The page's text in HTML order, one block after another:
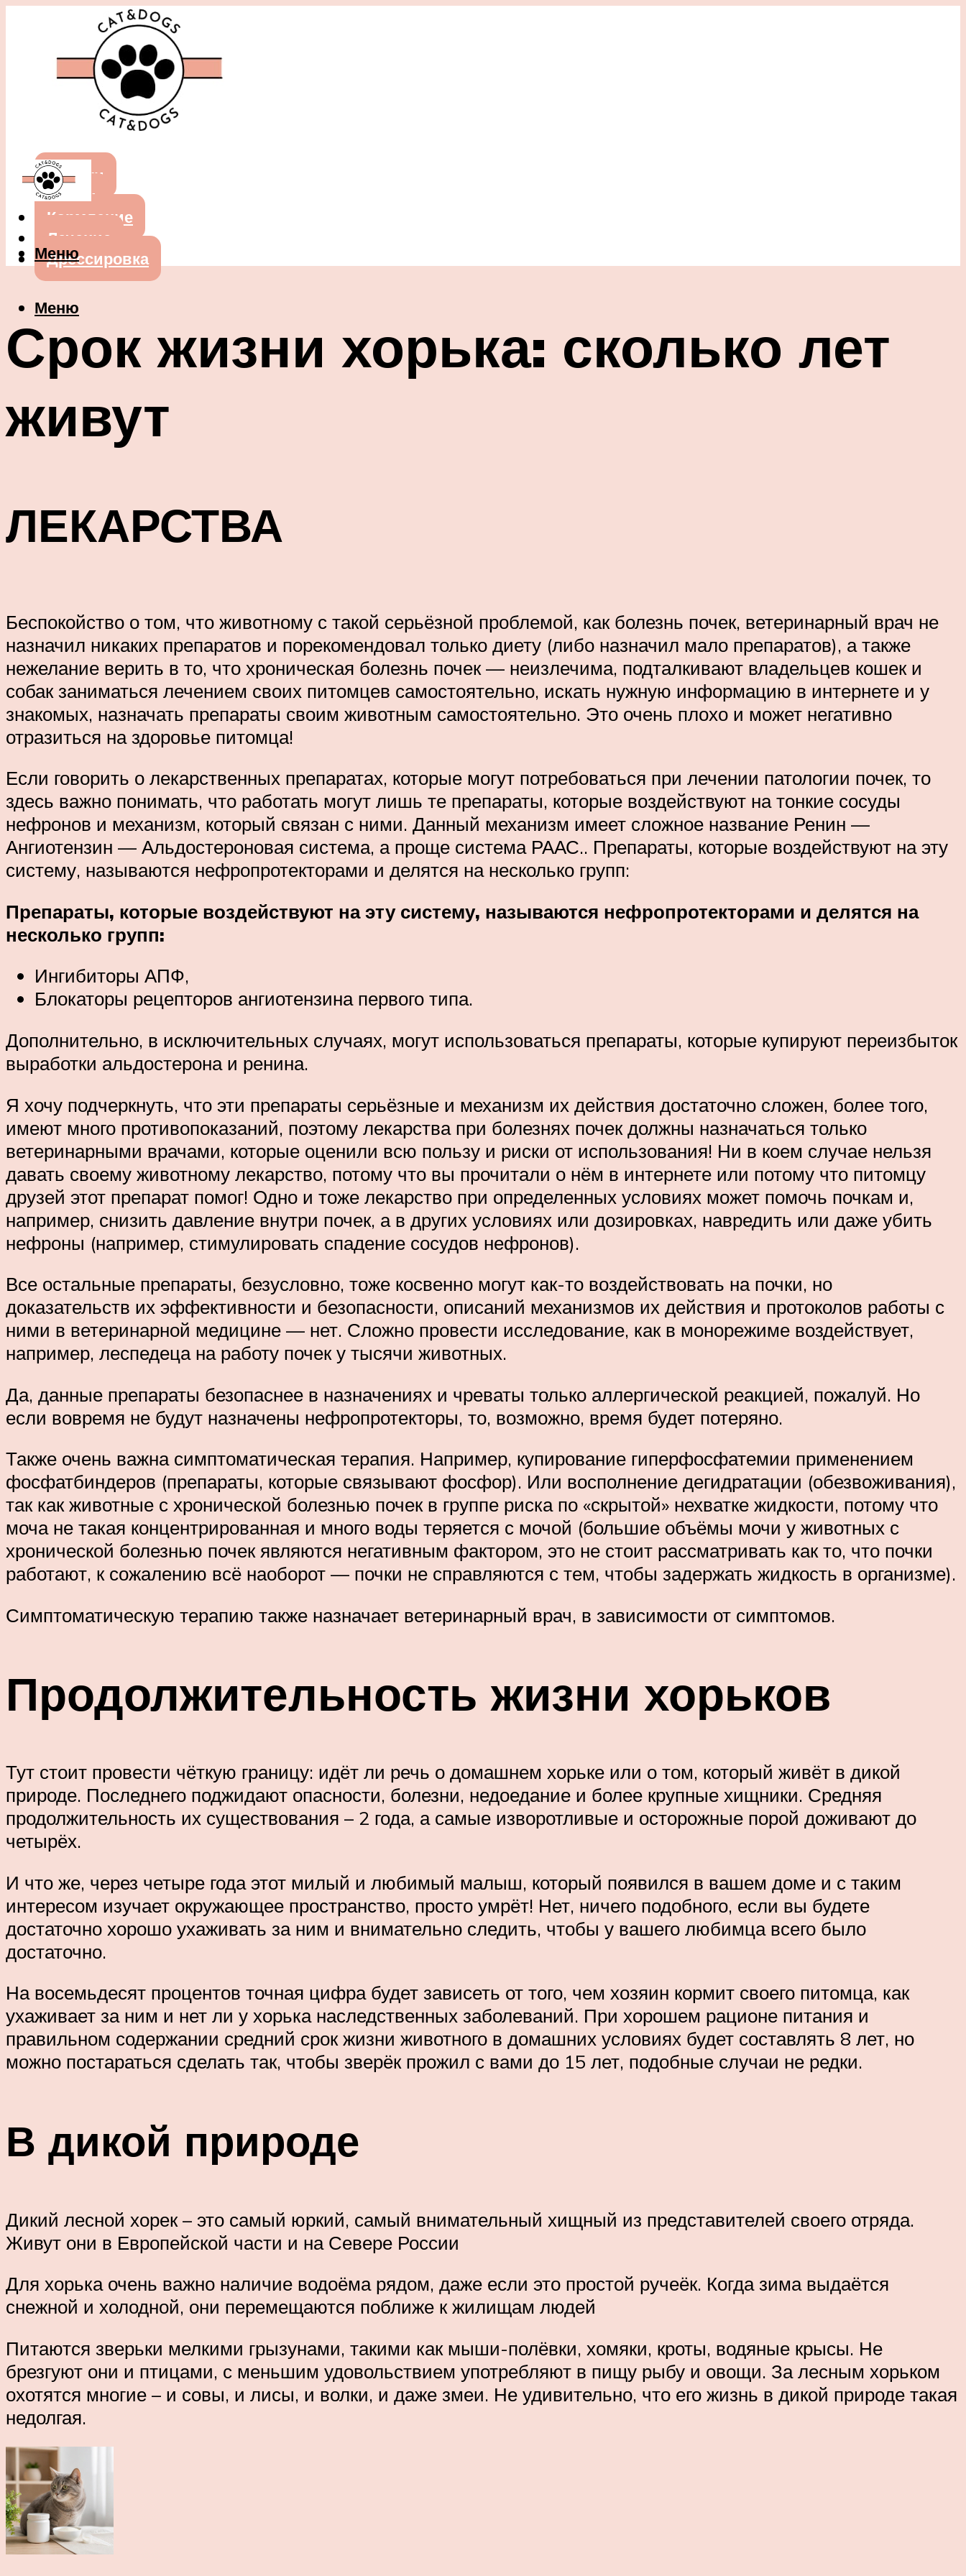
Собаки
Кошки
Кормление
Лечение
Дрессировка
Меню
Меню
Срок жизни хорька: сколько лет
живут
ЛЕКАРСТВА
Беспокойство о том, что животному с такой серьёзной проблемой, как болезнь почек, ветеринарный врач не
назначил никаких препаратов и порекомендовал только диету (либо назначил мало препаратов), а также
нежелание верить в то, что хроническая болезнь почек — неизлечима, подталкивают владельцев кошек и
собак заниматься лечением своих питомцев самостоятельно, искать нужную информацию в интернете и у
знакомых, назначать препараты своим животным самостоятельно. Это очень плохо и может негативно
отразиться на здоровье питомца!
Если говорить о лекарственных препаратах, которые могут потребоваться при лечении патологии почек, то
здесь важно понимать, что работать могут лишь те препараты, которые воздействуют на тонкие сосуды
нефронов и механизм, который связан с ними. Данный механизм имеет сложное название Ренин —
Ангиотензин — Альдостероновая система, а проще система РААС.. Препараты, которые воздействуют на эту
систему, называются нефропротекторами и делятся на несколько групп:
Препараты, которые воздействуют на эту систему, называются нефропротекторами и делятся на
несколько групп:
Ингибиторы АПФ,
Блокаторы рецепторов ангиотензина первого типа.
Дополнительно, в исключительных случаях, могут использоваться препараты, которые купируют переизбыток
выработки альдостерона и ренина.
Я хочу подчеркнуть, что эти препараты серьёзные и механизм их действия достаточно сложен, более того,
имеют много противопоказаний, поэтому лекарства при болезнях почек должны назначаться только
ветеринарными врачами, которые оценили всю пользу и риски от использования! Ни в коем случае нельзя
давать своему животному лекарство, потому что вы прочитали о нём в интернете или потому что питомцу
друзей этот препарат помог! Одно и тоже лекарство при определенных условиях может помочь почкам и,
например, снизить давление внутри почек, а в других условиях или дозировках, навредить или даже убить
нефроны (например, стимулировать спадение сосудов нефронов).
Все остальные препараты, безусловно, тоже косвенно могут как-то воздействовать на почки, но
доказательств их эффективности и безопасности, описаний механизмов их действия и протоколов работы с
ними в ветеринарной медицине — нет. Сложно провести исследование, как в монорежиме воздействует,
например, леспедеца на работу почек у тысячи животных.
Да, данные препараты безопаснее в назначениях и чреваты только аллергической реакцией, пожалуй. Но
если вовремя не будут назначены нефропротекторы, то, возможно, время будет потеряно.
Также очень важна симптоматическая терапия. Например, купирование гиперфосфатемии применением
фосфатбиндеров (препараты, которые связывают фосфор). Или восполнение дегидратации (обезвоживания),
так как животные с хронической болезнью почек в группе риска по «скрытой» нехватке жидкости, потому что
моча не такая концентрированная и много воды теряется с мочой (большие объёмы мочи у животных с
хронической болезнью почек являются негативным фактором, это не стоит рассматривать как то, что почки
работают, к сожалению всё наоборот — почки не справляются с тем, чтобы задержать жидкость в организме).
Симптоматическую терапию также назначает ветеринарный врач, в зависимости от симптомов.
Продолжительность жизни хорьков
Тут стоит провести чёткую границу: идёт ли речь о домашнем хорьке или о том, который живёт в дикой
природе. Последнего поджидают опасности, болезни, недоедание и более крупные хищники. Средняя
продолжительность их существования – 2 года, а самые изворотливые и осторожные порой доживают до
четырёх.
И что же, через четыре года этот милый и любимый малыш, который появился в вашем доме и с таким
интересом изучает окружающее пространство, просто умрёт! Нет, ничего подобного, если вы будете
достаточно хорошо ухаживать за ним и внимательно следить, чтобы у вашего любимца всего было
достаточно.
На восемьдесят процентов точная цифра будет зависеть от того, чем хозяин кормит своего питомца, как
ухаживает за ним и нет ли у хорька наследственных заболеваний. При хорошем рационе питания и
правильном содержании средний срок жизни животного в домашних условиях будет составлять 8 лет, но
можно постараться сделать так, чтобы зверёк прожил с вами до 15 лет, подобные случаи не редки.
В дикой природе
Дикий лесной хорек – это самый юркий, самый внимательный хищный из представителей своего отряда.
Живут они в Европейской части и на Севере России
Для хорька очень важно наличие водоёма рядом, даже если это простой ручеёк. Когда зима выдаётся
снежной и холодной, они перемещаются поближе к жилищам людей
Питаются зверьки мелкими грызунами, такими как мыши-полёвки, хомяки, кроты, водяные крысы. Не
брезгуют они и птицами, с меньшим удовольствием употребляют в пищу рыбу и овощи. За лесным хорьком
охотятся многие – и совы, и лисы, и волки, и даже змеи. Не удивительно, что его жизнь в дикой природе такая
недолгая.